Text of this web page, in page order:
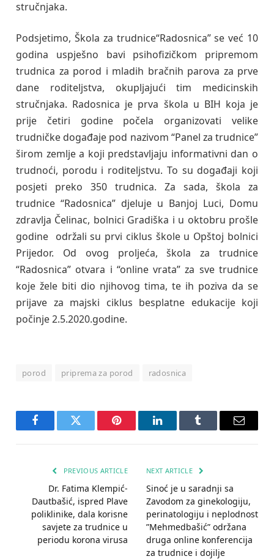
stručnjaka.
Podsjetimo, Škola za trudnice“Radosnica” se već 10
godina uspješno bavi psihofizičkom pripremom
trudnica za porod i mladih bračnih parova za prve
dane roditeljstva, okupljajući tim medicinskih
stručnjaka. Radosnica je prva škola u BIH koja je
prije četiri godine počela organizovati velike
trudničke događaje pod nazivom “Panel za trudnice”
širom zemlje a koji predstavljaju informativni dan o
trudnoći, porodu i roditeljstvu. To su događaji koji
posjeti preko 350 trudnica. Za sada, škola za
trudnice “Radosnica” djeluje u Banjoj Luci, Domu
zdravlja Čelinac, bolnici Gradiška i u oktobru prošle
godine održali su prvi ciklus škole u Opštoj bolnici
Prijedor. Od ovog proljeća, škola za trudnice
“Radosnica” otvara i “online vrata” za sve trudnice
koje žele biti dio njihovog tima, te ih poziva da se
prijave za majski ciklus besplatne edukacije koji
počinje 2.5.2020.godine.
porod priprema za porod radosnica
FacebookTwitter Pinterest LinkedInTumblr Email
PREVIOUS ARTICLE
Dr. Fatima Klempić-
Dautbašić, ispred Plave
poliklinike, dala korisne
savjete za trudnice u
periodu korona virusa
NEXT ARTICLE
Sinoć je u saradnji sa
Zavodom za ginekologiju,
perinatologiju i neplodnost
”Mehmedbašić” održana
druga online konferencija
za trudnice i dojilje